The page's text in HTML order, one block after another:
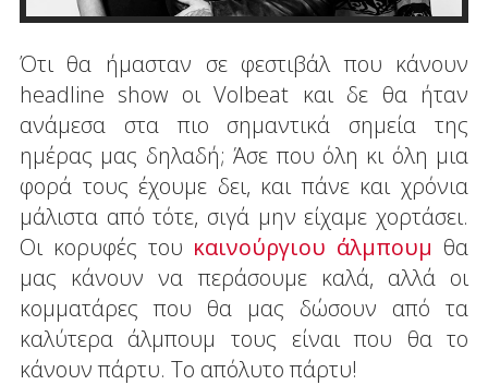
Ότι θα ήμασταν σε φεστιβάλ που κάνουν
headline show οι Volbeat και δε θα ήταν
ανάμεσα στα πιο σημαντικά σημεία της
ημέρας μας δηλαδή; Άσε που όλη κι όλη μια
φορά τους έχουμε δει, και πάνε και χρόνια
μάλιστα από τότε, σιγά μην είχαμε χορτάσει.
Οι κορυφές του καινούργιου άλμπουμ θα
μας κάνουν να περάσουμε καλά, αλλά οι
κομματάρες που θα μας δώσουν από τα
καλύτερα άλμπουμ τους είναι που θα το
κάνουν πάρτυ. Το απόλυτο πάρτυ!